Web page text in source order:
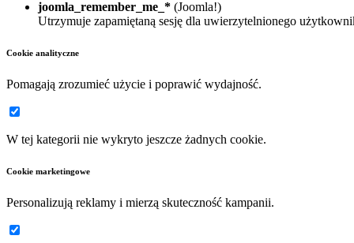
joomla_remember_me_* (Joomla!)
Utrzymuje zapamiętaną sesję dla uwierzytelnionego
Cookie analityczne
Pomagają zrozumieć użycie i poprawić wydajność.
W tej kategorii nie wykryto jeszcze żadnych cookie.
Cookie marketingowe
Personalizują reklamy i mierzą skuteczność kampanii.